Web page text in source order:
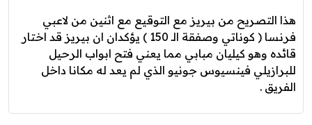
هذا التصريح من بيريز مع التوقيع مع اثنين من لاعبي
فرنسا ( كوناتي وصفقة الـ 150 ) يؤكدان ان بيريز قد اختار
قائده وهو كيليان مبابي مما يعني فتح ابواب الرحيل
للبرازيلي فينسيوس جونيو الذي لم يعد له مكانا داخل
الفريق .